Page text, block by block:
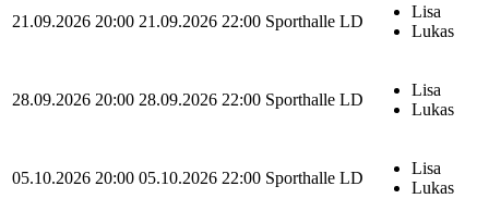
21.09.2026 20:00 21.09.2026 22:00 Sporthalle LD
Lisa
Lukas
28.09.2026 20:00 28.09.2026 22:00 Sporthalle LD
Lisa
Lukas
05.10.2026 20:00 05.10.2026 22:00 Sporthalle LD
Lisa
Lukas